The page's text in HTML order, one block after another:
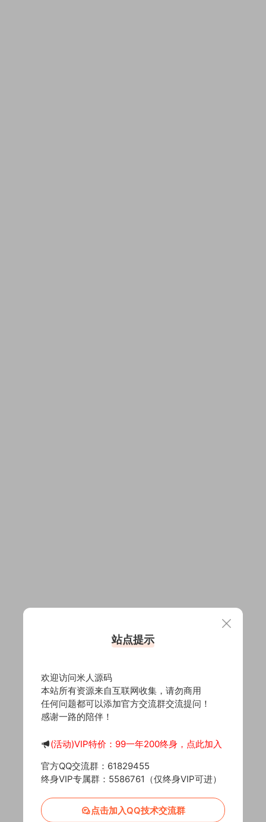
站点提示
欢迎访问米人源码
本站所有资源来自互联网收集，请勿商用
任何问题都可以添加官方交流群交流提问！
感谢一路的陪伴！
(活动)VIP特价：99一年200终身，点此加入
官方QQ交流群：61829455
终身VIP专属群：5586761（仅终身VIP可进）
点击加入QQ技术交流群